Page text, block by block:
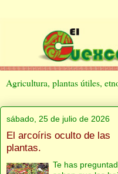
Agricultura, plantas útiles,
sábado, 25 de julio de 2026
El arcoíris oculto de las
plantas.
Te has